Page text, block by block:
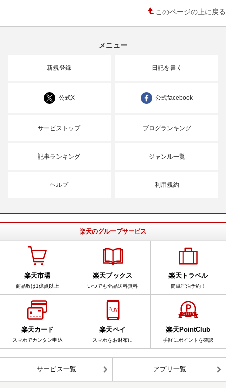
このページの上に戻る
メニュー
新規登録 日記を書く
公式X 公式facebook
サービストップ ブログランキング
記事ランキング ジャンル一覧
ヘルプ 利用規約
楽天のグループサービス
楽天市場
商品数は1億点以上
楽天ブックス
いつでも全品送料無料
楽天トラベル
簡単宿泊予約！
楽天カード
スマホでカンタン申込
楽天ペイ
スマホをお財布に
楽天PointClub
手軽にポイントを確認
サービス一覧 アプリ一覧